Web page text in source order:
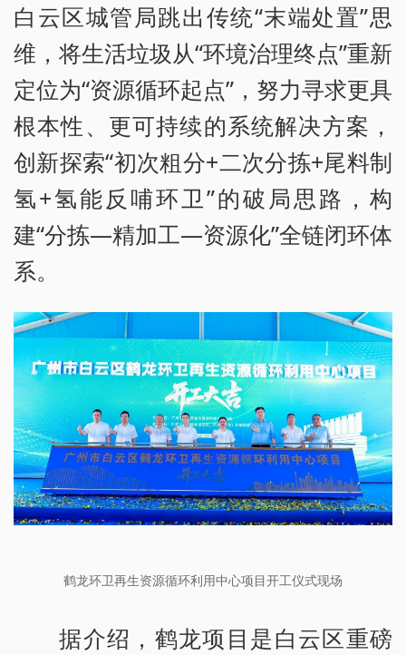
白云区城管局跳出传统“末端处置”思
维，将生活垃圾从“环境治理终点”重新
定位为“资源循环起点”，努力寻求更具
根本性、更可持续的系统解决方案，
创新探索“初次粗分+二次分拣+尾料制
氢+氢能反哺环卫”的破局思路，构
建“分拣—精加工—资源化”全链闭环体
系。
鹤龙环卫再生资源循环利用中心项目开工仪式现场
据介绍，鹤龙项目是白云区重磅